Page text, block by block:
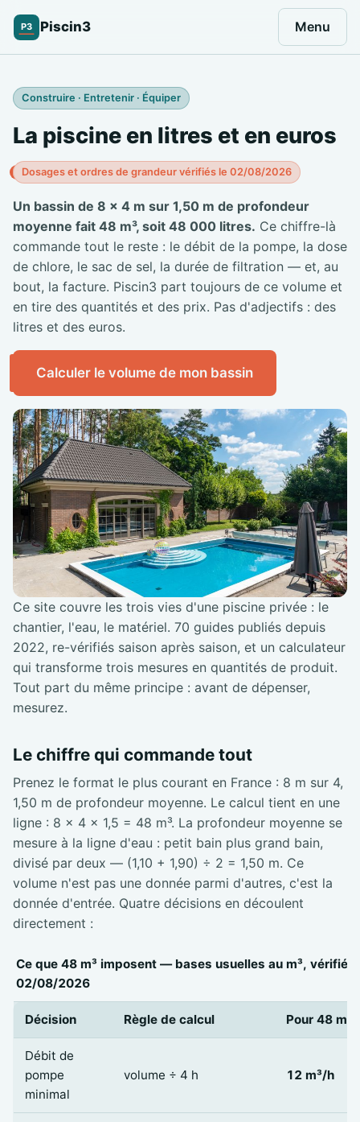
P3 Piscin3 Menu
Construire · Entretenir · Équiper
La piscine en litres et en euros
Dosages et ordres de grandeur vérifiés le 02/08/2026
Un bassin de 8 × 4 m sur 1,50 m de profondeur
moyenne fait 48 m³, soit 48 000 litres. Ce chiffre-là
commande tout le reste : le débit de la pompe, la dose
de chlore, le sac de sel, la durée de filtration — et, au
bout, la facture. Piscin3 part toujours de ce volume et
en tire des quantités et des prix. Pas d'adjectifs : des
litres et des euros.
Calculer le volume de mon bassin
Ce site couvre les trois vies d'une piscine privée : le
chantier, l'eau, le matériel. 70 guides publiés depuis
2022, re-vérifiés saison après saison, et un calculateur
qui transforme trois mesures en quantités de produit.
Tout part du même principe : avant de dépenser,
mesurez.
Le chiffre qui commande tout
Prenez le format le plus courant en France : 8 m sur 4,
1,50 m de profondeur moyenne. Le calcul tient en une
ligne : 8 × 4 × 1,5 = 48 m³. La profondeur moyenne se
mesure à la ligne d'eau : petit bain plus grand bain,
divisé par deux — (1,10 + 1,90) ÷ 2 = 1,50 m. Ce
volume n'est pas une donnée parmi d'autres, c'est la
donnée d'entrée. Quatre décisions en découlent
directement :
Ce que 48 m³ imposent — bases usuelles au m³,
02/08/2026
Décision Règle de calcul Pour 48 m³
Débit de
pompe
minimal
volume ÷ 4 h 12 m³/h